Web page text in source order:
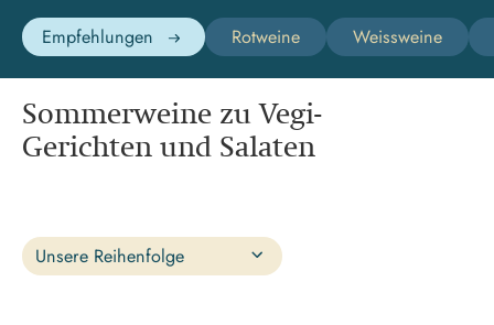
Empfehlungen Rotweine Weissweine
Sommerweine zu Vegi-
Gerichten und Salaten
Unsere Reihenfolge